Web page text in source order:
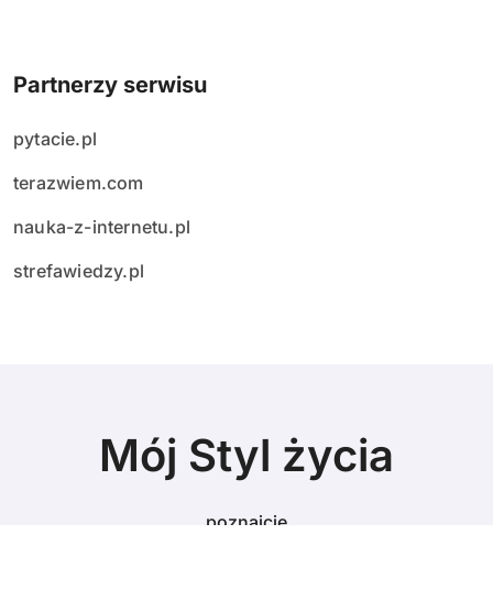
Partnerzy serwisu
pytacie.pl
terazwiem.com
nauka-z-internetu.pl
strefawiedzy.pl
Mój Styl życia
poznajcie